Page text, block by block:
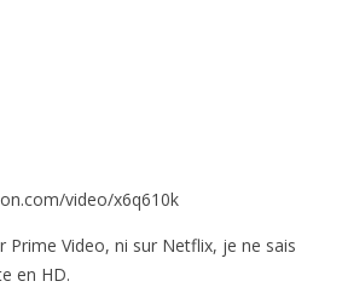
video/x6q610k
Prime Video, ni sur Netflix, je ne sais
en HD.